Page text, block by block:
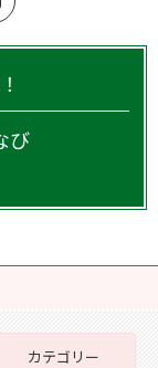
び
カテゴリー